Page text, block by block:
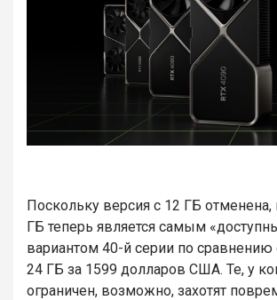
Поскольку версия с 12 ГБ отменена,
ГБ теперь является самым
вариантом 40-й серии по сравнению
24 ГБ за 1599 долларов США. Те, у
ограничен, возможно, захотят